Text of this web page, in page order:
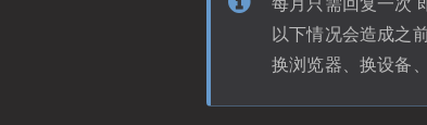
以下情况会造成之
换浏览器、换设备